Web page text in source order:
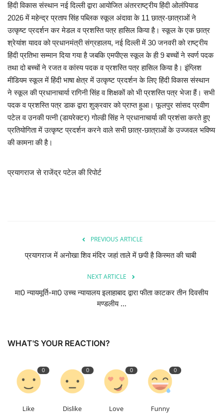
Talk Show
उत्तर प्रदेश
हिंदी विकास संस्थान न‌ई दिल्ली द्वारा आयोजित अंतरराष्ट्रीय हिंदी ओलंपियाड
2026 में महेन्द्र प्रताप सिंह पब्लिक स्कूल अंदावा के 11 छात्र-छात्राओं ने
उत्कृष्ट प्रदर्शन कर मेडल व प्रशस्ति पत्र हासिल किया है। स्कूल के एक छात्र
श्रेयांश यादव को प्रधानमंत्री संग्रहालय, न‌ई दिल्ली में 30 जनवरी को राष्ट्रीय
हिंदी प्रतिभा सम्मान दिया गया है जबकि एमपीएस स्कूल के ही 9 बच्चों ने स्वर्ण पदक
तथा दो बच्चों ने रजत व कांस्य पदक व प्रशस्ति पत्र हासिल किया है। इंग्लिश
मीडियम स्कूल में हिंदी भाषा क्षेत्र में उत्कृष्ट प्रदर्शन के लिए हिंदी विकास संस्थान
ने स्कूल की प्रधानाचार्या रागिनी सिंह व शिक्षकों को भी प्रशस्ति पत्र भेजा हैं। सभी
पदक व प्रशस्ति पत्र डाक द्वारा शुक्रवार को प्राप्त हुआ। फूलपुर सांसद प्रवीण
पटेल व उनकी पत्नी (डायरेक्टर) गोल्डी सिंह ने प्रधानाचार्या की प्रशंसा करते हुए
प्रतियोगिता में उत्कृष्ट प्रदर्शन करने वाले सभी छात्र-छात्राओं के उज्जवल भविष्य
की कामना की है।
प्रयागराज से राजेंद्र पटेल की रिपोर्ट
PREVIOUS ARTICLE
प्रयागराज में अनोखा शिव मंदिर जहां ताले में छपी है किस्मत की चाबी
NEXT ARTICLE
मा0 न्यायमूर्ति-मा0 उच्च न्यायालय इलाहाबाद द्वारा फीता काटकर तीन दिवसीय
मण्डलीय ...
WHAT'S YOUR REACTION?
0
Like
0
Dislike
0
Love
0
Funny